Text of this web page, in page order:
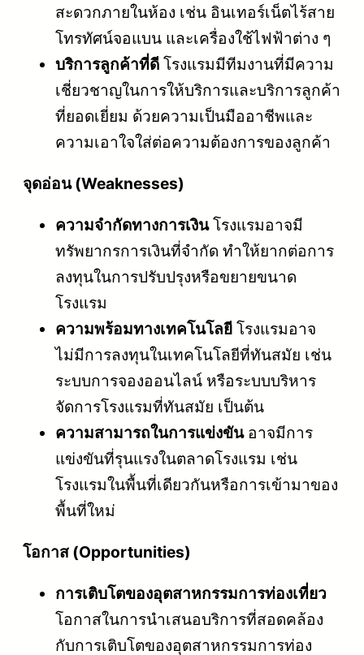
สะดวกภายในห้อง เช่น อินเทอร์เน็ตไร้สาย
โทรทัศน์จอแบน และเครื่องใช้ไฟฟ้าต่าง ๆ
บริการลูกค้าที่ดี โรงแรมมีทีมงานที่มีความ
เชี่ยวชาญในการให้บริการและบริการลูกค้า
ที่ยอดเยี่ยม ด้วยความเป็นมืออาชีพและ
ความเอาใจใส่ต่อความต้องการของลูกค้า
จุดอ่อน (Weaknesses)
ความจำกัดทางการเงินโรงแรมอาจมี
ทรัพยากรการเงินที่จำกัด ทำให้ยากต่อการ
ลงทุนในการปรับปรุงหรือขยายขนาด
โรงแรม
ความพร้อมทางเทคโนโลยี โรงแรมอาจ
ไม่มีการลงทุนในเทคโนโลยีที่ทันสมัย เช่น
ระบบการจองออนไลน์ หรือระบบบริหาร
จัดการโรงแรมที่ทันสมัย เป็นต้น
ความสามารถในการแข่งขันอาจมีการ
แข่งขันที่รุนแรงในตลาดโรงแรม เช่น
โรงแรมในพื้นที่เดียวกันหรือการเข้ามาของ
พื้นที่ใหม่
โอกาส (Opportunities)
การเติบโตของอุตสาหกรรมการท่องเที่ยว
โอกาสในการนำเสนอบริการที่สอดคล้อง
กับการเติบโตของอุตสาหกรรมการท่อง